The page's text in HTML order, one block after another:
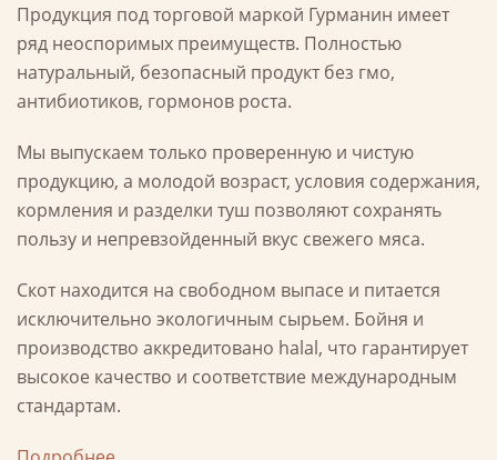
Продукция под торговой маркой Гурманин имеет
ряд неоспоримых преимуществ. Полностью
натуральный, безопасный продукт без гмо,
антибиотиков, гормонов роста.
Мы выпускаем только проверенную и чистую
продукцию, а молодой возраст, условия содержания,
кормления и разделки туш позволяют сохранять
пользу и непревзойденный вкус свежего мяса.
Скот находится на свободном выпасе и питается
исключительно экологичным сырьем. Бойня и
производство аккредитовано halal, что гарантирует
высокое качество и соответствие международным
стандартам.